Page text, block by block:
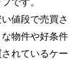
値段で売買さ
物件や好条件
れているケー